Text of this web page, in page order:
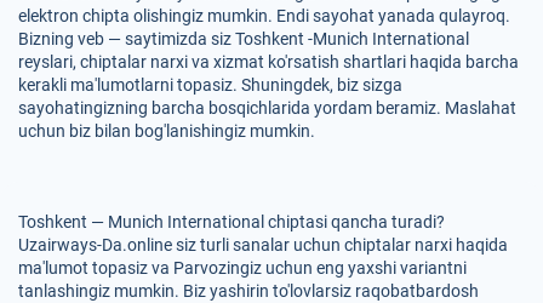
elektron chipta olishingiz mumkin. Endi sayohat yanada qulayroq.
Bizning veb — saytimizda siz Toshkent -Munich International
reyslari, chiptalar narxi va xizmat ko'rsatish shartlari haqida barcha
kerakli ma'lumotlarni topasiz. Shuningdek, biz sizga
sayohatingizning barcha bosqichlarida yordam beramiz. Maslahat
uchun biz bilan bog'lanishingiz mumkin.
Toshkent — Munich International chiptasi qancha turadi?
Uzairways-Da.online siz turli sanalar uchun chiptalar narxi haqida
ma'lumot topasiz va Parvozingiz uchun eng yaxshi variantni
tanlashingiz mumkin. Biz yashirin to'lovlarsiz raqobatbardosh